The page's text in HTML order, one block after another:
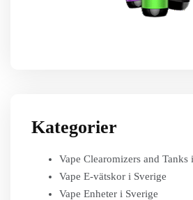
Kategorier
Vape Clearomizers and Tanks
Vape E-vätskor i Sverige
Vape Enheter i Sverige